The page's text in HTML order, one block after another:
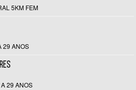
5KM FEM
29 ANOS
29 ANOS